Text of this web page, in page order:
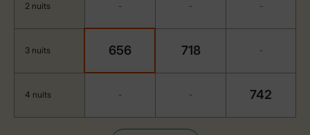
2 nuits - - -
3 nuits 656 718 -
4 nuits - - 742